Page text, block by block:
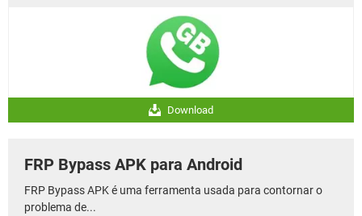
Download
FRP Bypass APK para Android
FRP Bypass APK é uma ferramenta usada para contornar o
problema de...